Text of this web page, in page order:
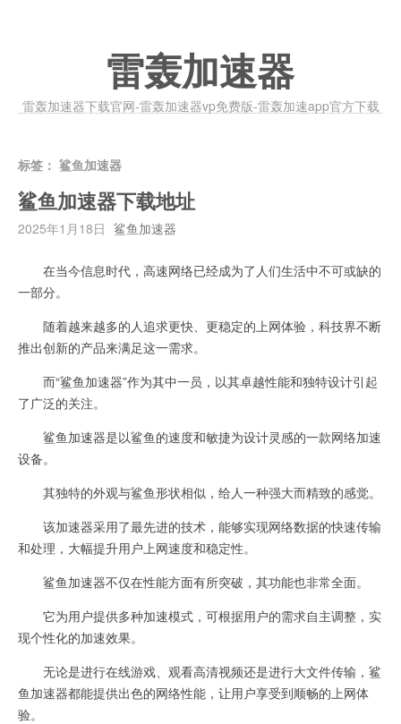
雷轰加速器
雷轰加速器下载官网-雷轰加速器vp免费版-雷轰加速app官方下载
标签： 鲨鱼加速器
鲨鱼加速器下载地址
2025年1月18日 鲨鱼加速器
在当今信息时代，高速网络已经成为了人们生活中不可或缺的
一部分。
随着越来越多的人追求更快、更稳定的上网体验，科技界不断
推出创新的产品来满足这一需求。
而“鲨鱼加速器”作为其中一员，以其卓越性能和独特设计引起
了广泛的关注。
鲨鱼加速器是以鲨鱼的速度和敏捷为设计灵感的一款网络加速
设备。
其独特的外观与鲨鱼形状相似，给人一种强大而精致的感觉。
该加速器采用了最先进的技术，能够实现网络数据的快速传输
和处理，大幅提升用户上网速度和稳定性。
鲨鱼加速器不仅在性能方面有所突破，其功能也非常全面。
它为用户提供多种加速模式，可根据用户的需求自主调整，实
现个性化的加速效果。
无论是进行在线游戏、观看高清视频还是进行大文件传输，鲨
鱼加速器都能提供出色的网络性能，让用户享受到顺畅的上网体
验。